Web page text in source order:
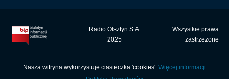
Radio Olsztyn S.A.
2025
Wszystkie prawa
zastrzeżone
Nasza witryna wykorzystuje ciasteczka 'cookies'. Więcej informacji